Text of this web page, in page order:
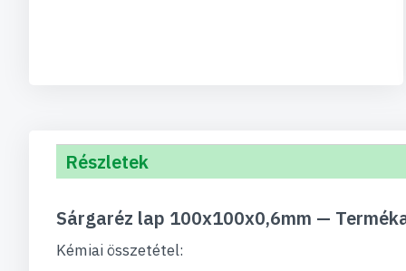
Részletek
Sárgaréz lap 100x100x0,6mm —
Kémiai összetétel: